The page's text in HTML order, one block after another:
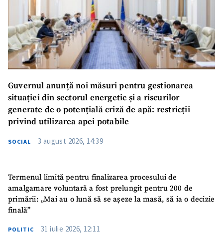
SUSȚINE
Guvernul anunță noi măsuri pentru gestionarea
situației din sectorul energetic și a riscurilor
generate de o potențială criză de apă: restricții
privind utilizarea apei potabile
SOCIAL 3 august 2026, 14:39
Termenul limită pentru finalizarea procesului de
amalgamare voluntară a fost prelungit pentru 200 de
primării: „Mai au o lună să se așeze la masă, să ia o decizie
finală”
POLITIC 31 iulie 2026, 12:11